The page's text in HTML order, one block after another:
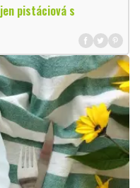
pistáciová s